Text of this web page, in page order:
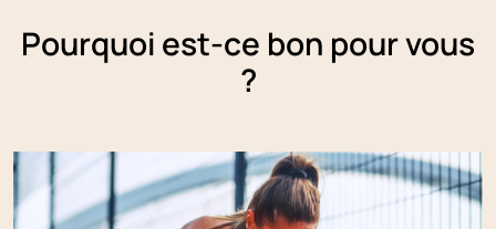
Pourquoi est-ce bon pour vous
?